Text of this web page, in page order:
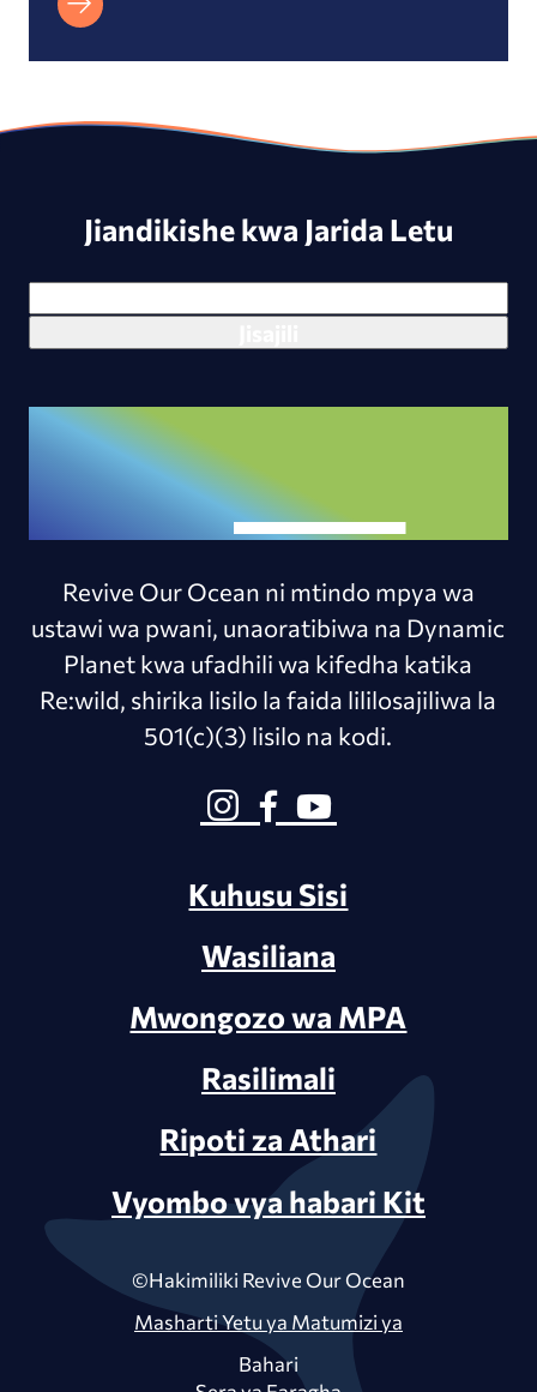
Jiandikishe kwa Jarida Letu
Revive Our Ocean ni mtindo mpya wa
ustawi wa pwani, unaoratibiwa na Dynamic
Planet kwa ufadhili wa kifedha katika
Re:wild, shirika lisilo la faida lililosajiliwa la
501(c)(3) lisilo na kodi.
Kuhusu Sisi
Wasiliana
Mwongozo wa MPA
Rasilimali
Ripoti za Athari
Vyombo vya habari Kit
©Hakimiliki Revive Our Ocean
Masharti Yetu ya Matumizi ya
Bahari